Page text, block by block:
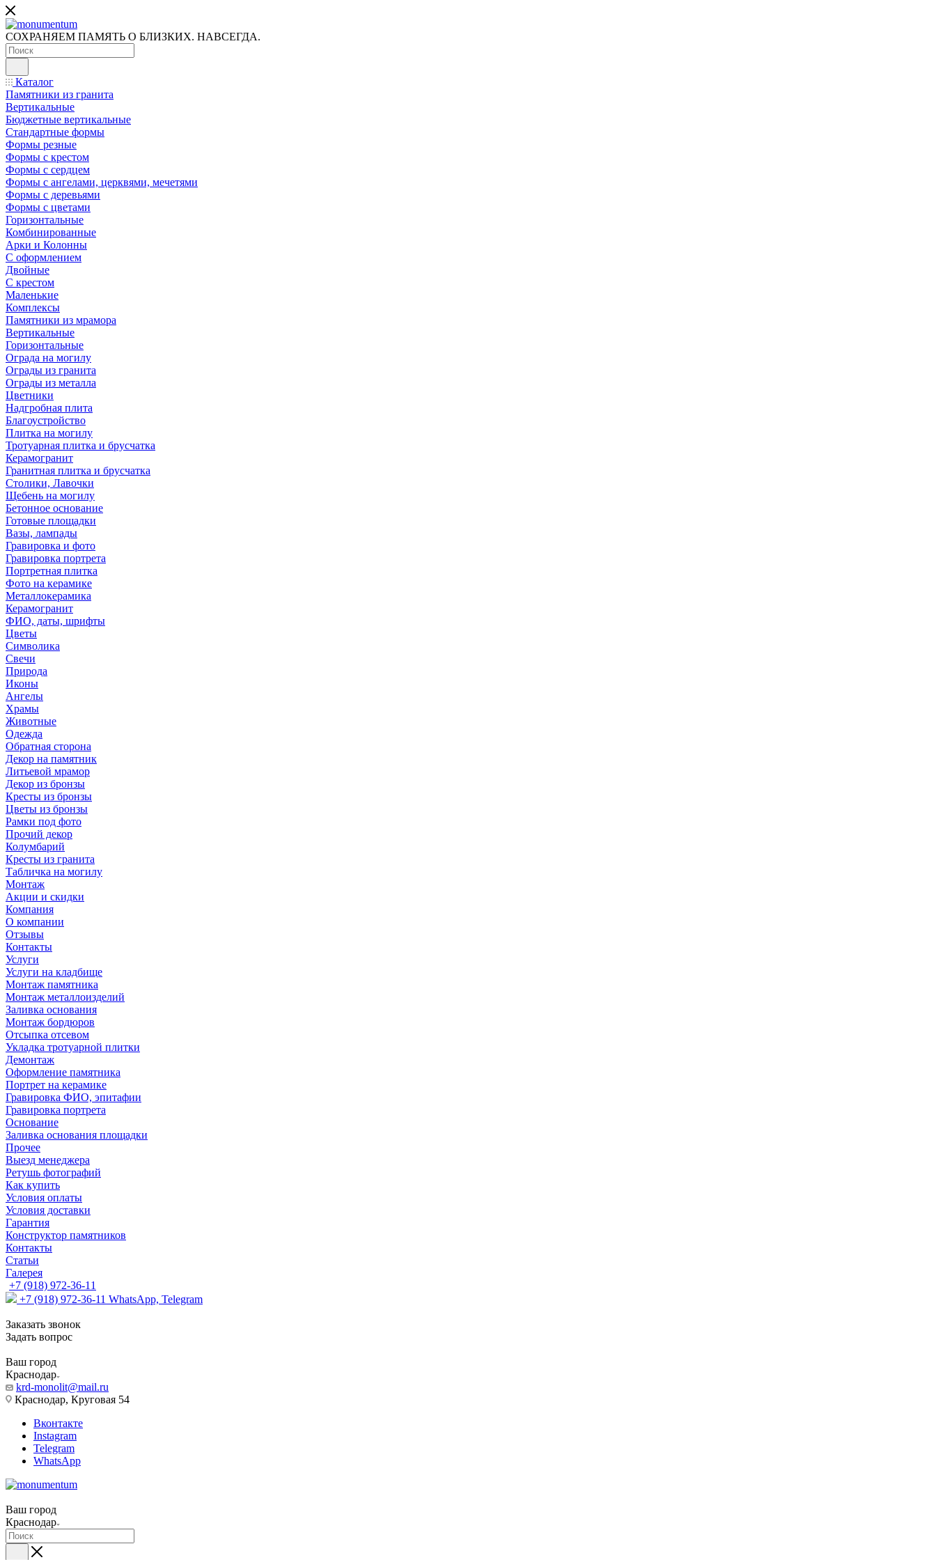
СОХРАНЯЕМ ПАМЯТЬ О БЛИЗКИХ. НАВСЕГДА.
Каталог
Памятники из гранита
Вертикальные
Бюджетные вертикальные
Стандартные формы
Формы резные
Формы с крестом
Формы с сердцем
Формы с ангелами, церквями, мечетями
Формы с деревьями
Формы с цветами
Горизонтальные
Комбинированные
Арки и Колонны
С оформлением
Двойные
С крестом
Маленькие
Комплексы
Памятники из мрамора
Вертикальные
Горизонтальные
Ограда на могилу
Ограды из гранита
Ограды из металла
Цветники
Надгробная плита
Благоустройство
Плитка на могилу
Тротуарная плитка и брусчатка
Керамогранит
Гранитная плитка и брусчатка
Столики, Лавочки
Щебень на могилу
Бетонное основание
Готовые площадки
Вазы, лампады
Гравировка и фото
Гравировка портрета
Портретная плитка
Фото на керамике
Металлокерамика
Керамогранит
ФИО, даты, шрифты
Цветы
Символика
Свечи
Природа
Иконы
Ангелы
Храмы
Животные
Одежда
Обратная сторона
Декор на памятник
Литьевой мрамор
Декор из бронзы
Кресты из бронзы
Цветы из бронзы
Рамки под фото
Прочий декор
Колумбарий
Кресты из гранита
Табличка на могилу
Монтаж
Акции и скидки
Компания
О компании
Отзывы
Контакты
Услуги
Услуги на кладбище
Монтаж памятника
Монтаж металлоизделий
Заливка основания
Монтаж бордюров
Отсыпка отсевом
Укладка тротуарной плитки
Демонтаж
Оформление памятника
Портрет на керамике
Гравировка ФИО, эпитафии
Гравировка портрета
Основание
Заливка основания площадки
Прочее
Выезд менеджера
Ретушь фотографий
Как купить
Условия оплаты
Условия доставки
Гарантия
Конструктор памятников
Контакты
Статьи
Галерея
+7 (918) 972-36-11
+7 (918) 972-36-11 WhatsApp, Telegram
Заказать звонок
Задать вопрос
Ваш город
Краснодар
krd-monolit@mail.ru
Краснодар, Круговая 54
Вконтакте
Instagram
Telegram
WhatsApp
Ваш город
Краснодар